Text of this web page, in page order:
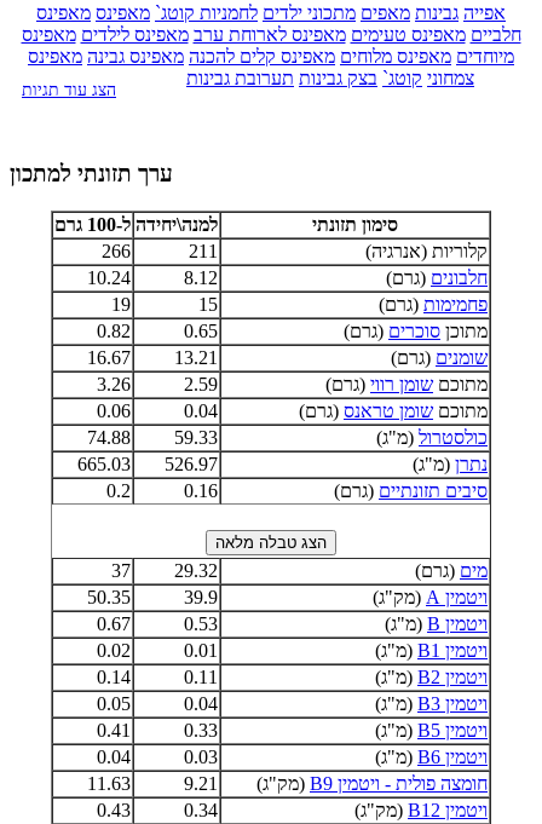
אפייה גבינות מאפים מתכוני ילדים לחמניות קוטג` מאפינס מאפינס
חלביים מאפינס טעימים מאפינס לארוחת ערב מאפינס לילדים מאפינס
מיוחדים מאפינס מלוחים מאפינס קלים להכנה מאפינס גבינה מאפינס
צמחוני קוטג` בצק גבינות תערובת גבינות
הצג עוד תגיות
ערך תזונתי למתכון
סימון תזונתי למנה\יחידה ל-100 גרם
קלוריות (אנרגיה)
211
266
חלבונים (גרם) 8.12
10.24
פחמימות (גרם) 15
19
מתוכן סוכרים (גרם) 0.65
0.82
שומנים (גרם) 13.21
16.67
מתוכם שומן רווי (גרם) 2.59
3.26
מתוכם שומן טראנס (גרם) 0.04
0.06
כולסטרול (מ"ג) 59.33
74.88
נתרן (מ"ג) 526.97
665.03
סיבים תזונתיים (גרם) 0.16
0.2
מים (גרם) 29.32
37
ויטמין A
(מק"ג) 39.9
50.35
ויטמין B
(מ"ג) 0.53
0.67
ויטמין B1
(מ"ג) 0.01
0.02
ויטמין B2
(מ"ג) 0.11
0.14
ויטמין B3
(מ"ג) 0.04
0.05
ויטמין B5
(מ"ג) 0.33
0.41
ויטמין B6
(מ"ג) 0.03
0.04
חומצה פולית - ויטמין B9
(מק"ג) 9.21
11.63
ויטמין B12
(מק"ג) 0.34
0.43